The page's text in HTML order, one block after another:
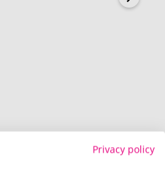
Privacy policy